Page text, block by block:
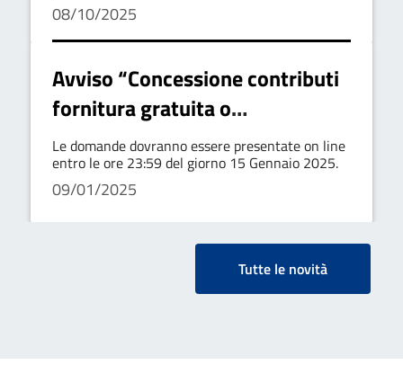
08/10/2025
Avviso “Concessione contributi
fornitura gratuita o
semigratuita dei libri di testo
studenti III, IV e V anno
dell’istruzione secondaria di
Le domande dovranno essere presentate on line
entro le ore 23:59 del giorno 15 Gennaio 2025.
09/01/2025
Tutte le novità